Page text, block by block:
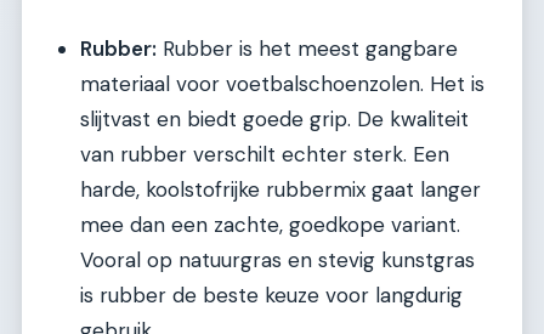
Rubber: Rubber is het meest gangbare
materiaal voor voetbalschoenzolen. Het is
slijtvast en biedt goede grip. De kwaliteit
van rubber verschilt echter sterk. Een
harde, koolstofrijke rubbermix gaat langer
mee dan een zachte, goedkope variant.
Vooral op natuurgras en stevig kunstgras
is rubber de beste keuze voor langdurig